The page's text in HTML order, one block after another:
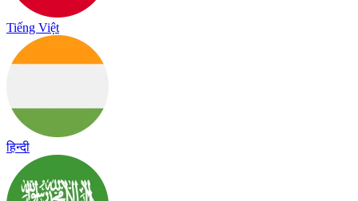
Tiếng Việt
हिन्दी